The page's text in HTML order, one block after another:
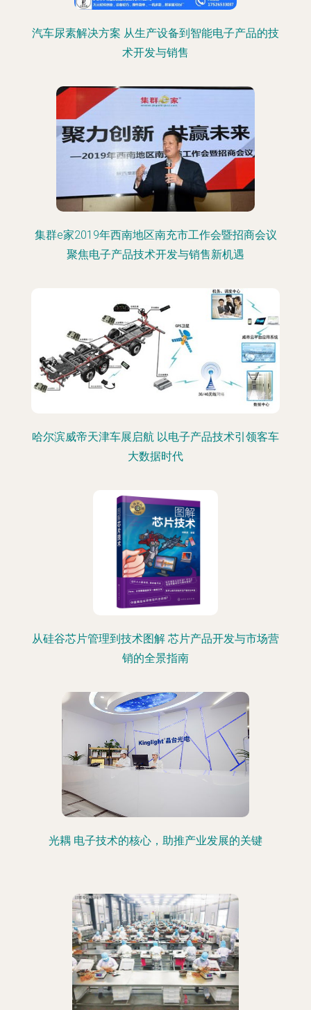
汽车尿素解决方案 从生产设备到智能电子产品的技
术开发与销售
集群e家2019年西南地区南充市工作会暨招商会议
聚焦电子产品技术开发与销售新机遇
哈尔滨威帝天津车展启航 以电子产品技术引领客车
大数据时代
从硅谷芯片管理到技术图解 芯片产品开发与市场营
销的全景指南
光耦 电子技术的核心，助推产业发展的关键